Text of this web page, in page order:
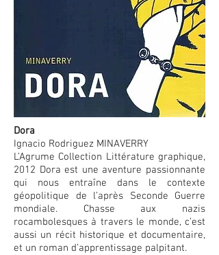
Dora
Ignacio Rodriguez MINAVERRY
L’Agrume Collection Littérature graphique,
2012 Dora est une aventure passionnante
qui nous entraîne dans le contexte
géopolitique de l’après Seconde Guer­re
mondiale. Chasse aux nazis
rocambolesques à travers le monde, c’est
aussi un récit historique et documentaire,
et un roman d’apprentissage palpitant.